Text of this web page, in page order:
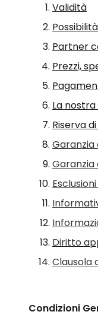
Validità
Partner
Prezzi,
La
Riserva di
Garanzia
Garanzia
Esclusioni
Diritto
Clausola
Condizioni